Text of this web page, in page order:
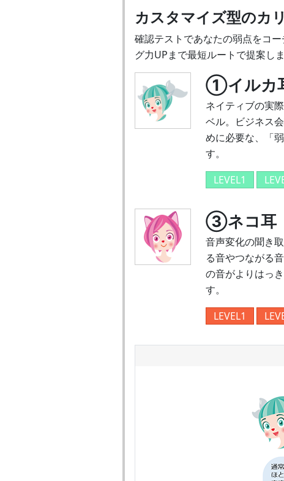
カスタマイズ型のカ
確認テストであなたの弱点をコ
グ力UPまで最短ルートで提案しま
①イルカ
ネイティブの実
ベル。ビジネス
めに必要な、「
す。
LEVEL1
➂ネコ耳
音声変化の聞き
る音やつながる
の音がよりはっ
す。
LEVEL1